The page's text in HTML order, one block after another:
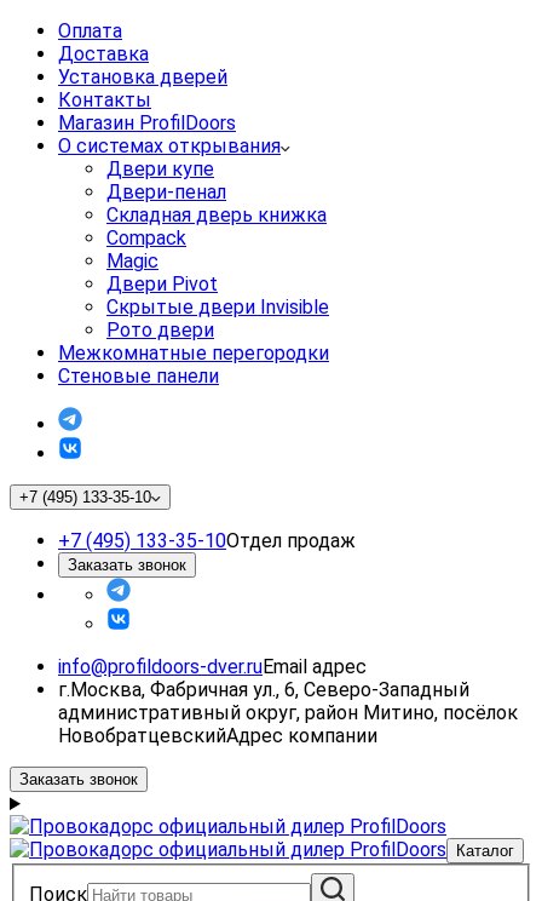
Оплата
Доставка
Установка дверей
Контакты
Магазин ProfilDoors
О системах открывания
Двери купе
Двери-пенал
Складная дверь книжка
Compack
Magic
Двери Pivot
Скрытые двери Invisible
Рото двери
Межкомнатные перегородки
Стеновые панели
+7 (495) 133-35-10
+7 (495) 133-35-10Отдел продаж
Заказать звонок
info@profildoors-dver.ruEmail адрес
г.Москва, Фабричная ул., 6, Северо-Западный
административный округ, район Митино, посёлок
НовобратцевскийАдрес компании
Заказать звонок
Каталог
Поиск